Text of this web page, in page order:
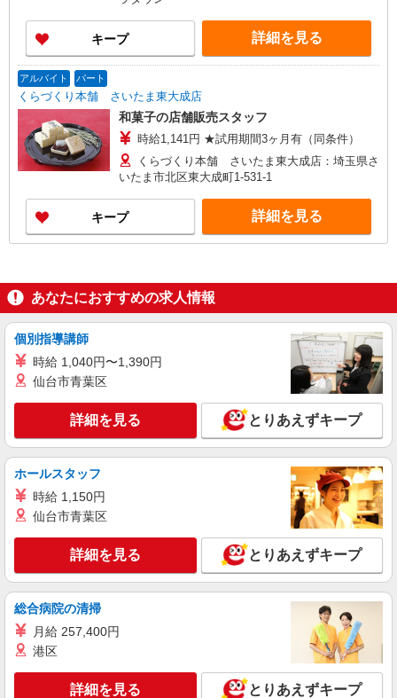
キープ 詳細を見る
アルバイト パート
くらづくり本舗 さいたま東大成店
和菓子の店舗販売スタッフ
時給1,141円 ★試用期間3ヶ月有（同条件）
くらづくり本舗 さいたま東大成店：埼玉県さ
いたま市北区東大成町1-531-1
キープ 詳細を見る
あなたにおすすめの求人情報
個別指導講師
時給 1,040円〜1,390円
仙台市青葉区
詳細を見る とりあえずキープ
ホールスタッフ
時給 1,150円
仙台市青葉区
詳細を見る とりあえずキープ
総合病院の清掃
月給 257,400円
港区
詳細を見る とりあえずキープ